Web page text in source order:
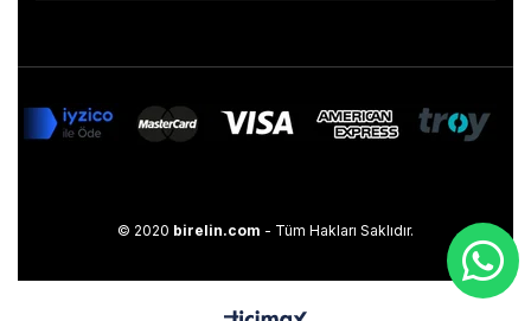
© 2020 birelin.com - Tüm Hakları Saklıdır.